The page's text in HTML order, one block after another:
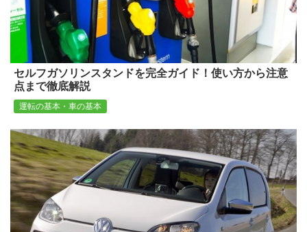
セルフガソリンスタンドを完全ガイド！使い方から注意
点まで徹底解説
運転の基本・車の基本